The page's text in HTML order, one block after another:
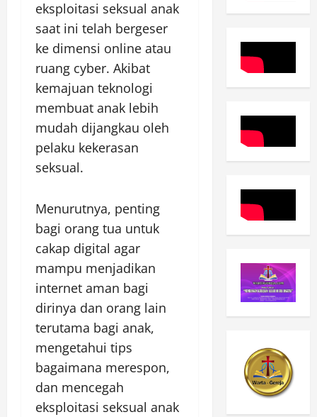
eksploitasi seksual anak
saat ini telah bergeser
ke dimensi online atau
ruang cyber. Akibat
kemajuan teknologi
membuat anak lebih
mudah dijangkau oleh
pelaku kekerasan
seksual.
Menurutnya, penting
bagi orang tua untuk
cakap digital agar
mampu menjadikan
internet aman bagi
dirinya dan orang lain
terutama bagi anak,
mengetahui tips
bagaimana merespon,
dan mencegah
eksploitasi seksual anak